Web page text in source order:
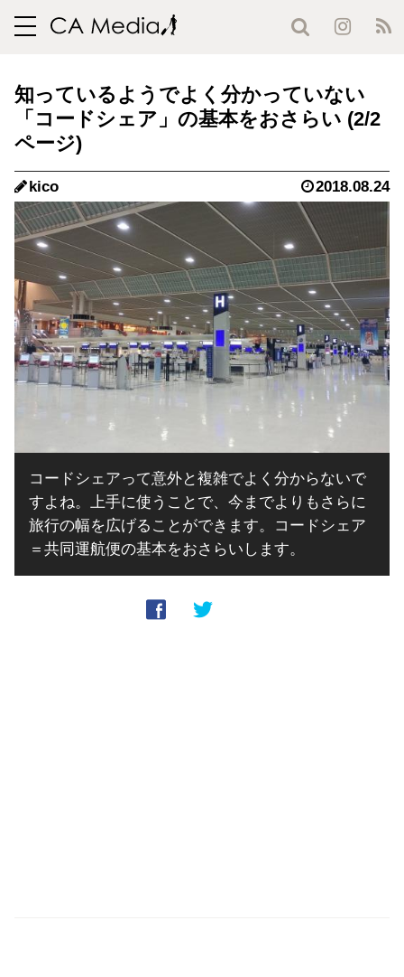
toggle
知っているようでよく分かっていない
「コードシェア」の基本をおさらい (2/2
ページ)
kico 2018.08.24
コードシェアって意外と複雑でよく分からないで
すよね。上手に使うことで、今までよりもさらに
旅行の幅を広げることができます。コードシェア
＝共同運航便の基本をおさらいします。